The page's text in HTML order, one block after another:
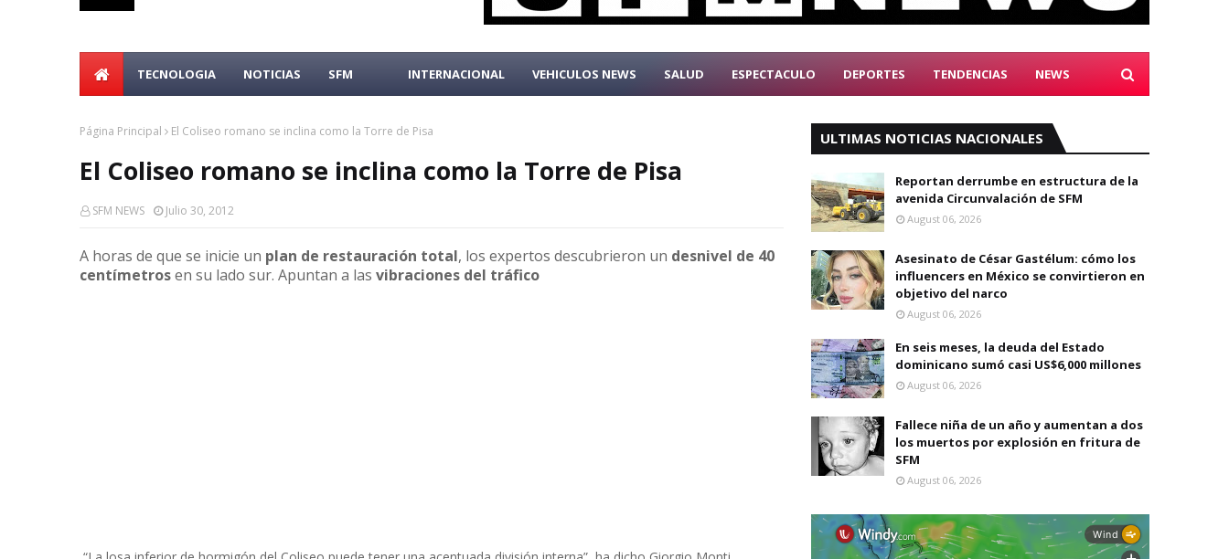
TECNOLOGIA NOTICIAS SFM INTERNACIONAL VEHICULOS NEWS SALUD ESPECTACULO DEPORTES TENDENCIAS NEWS
Página Principal El Coliseo romano se inclina como la Torre de Pisa
El Coliseo romano se inclina como la Torre de Pisa
SFM NEWS Julio 30, 2012
A horas de que se inicie un plan de restauración total, los expertos descubrieron un desnivel de 40
centímetrosen su lado sur. Apuntan a las vibraciones del tráfico
ULTIMAS NOTICIAS NACIONALES
Reportan derrumbe en estructura de la
avenida Circunvalación de SFM
August 06, 2026
Asesinato de César Gastélum: cómo los
influencers en México se convirtieron en
objetivo del narco
August 06, 2026
En seis meses, la deuda del Estado
dominicano sumó casi US$6,000 millones
August 06, 2026
Fallece niña de un año y aumentan a dos
los muertos por explosión en fritura de
SFM
August 06, 2026